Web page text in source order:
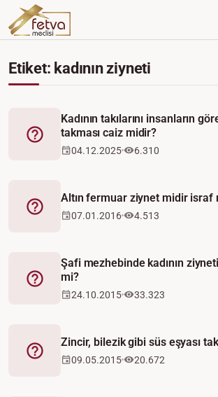
Etiket: kadının ziyneti
Fetva
Kadının takılarını insanların
takması caiz midir?
04.12.2025 6.310
Fetva
Altın fermuar ziynet midir israf
07.01.2016 4.513
Fetva
Şafi mezhebinde kadının
mi?
24.10.2015 33.323
Fetva
Zincir, bilezik gibi süs eşyası
09.05.2015 20.672